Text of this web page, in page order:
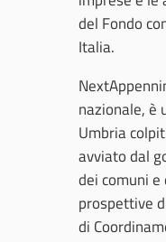
del Fondo
Italia.
nazionale, è
Umbria
avviato dal
dei comuni
prospettive
di